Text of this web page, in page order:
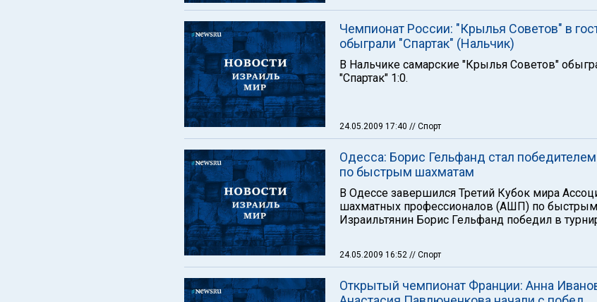
Чемпионат России: "Крылья Советов" в
обыграли "Спартак" (Нальчик)
В Нальчике самарские "Крылья Советов"
"Спартак" 1:0.
24.05.2009 17:40 // Спорт
Одесса: Борис Гельфанд стал
по быстрым шахматам
В Одессе завершился Третий Кубок мира
шахматных профессионалов (АШП) по
Израильтянин Борис Гельфанд победил в
24.05.2009 16:52 // Спорт
Открытый чемпионат Франции: Анна